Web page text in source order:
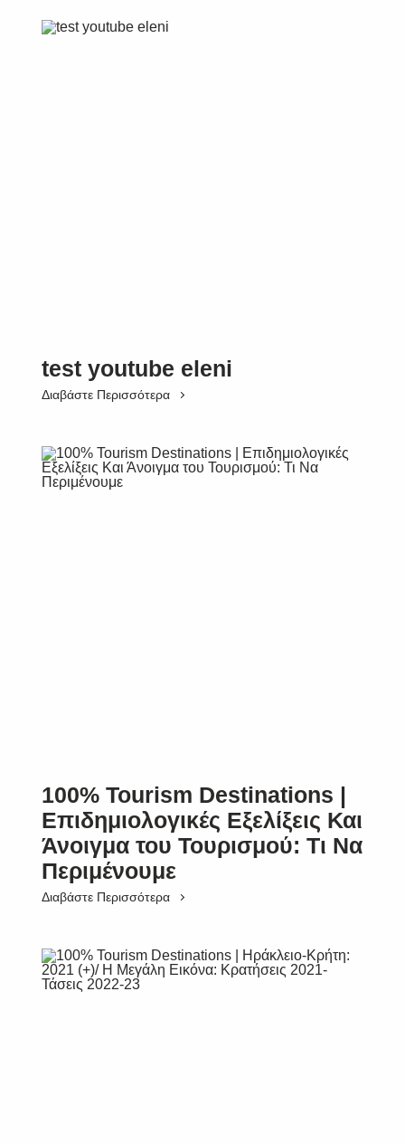
test youtube eleni
Διαβάστε Περισσότερα
100% Tourism Destinations |
Επιδημιολογικές Εξελίξεις Και
Άνοιγμα του Τουρισμού: Τι Να
Περιμένουμε
Διαβάστε Περισσότερα